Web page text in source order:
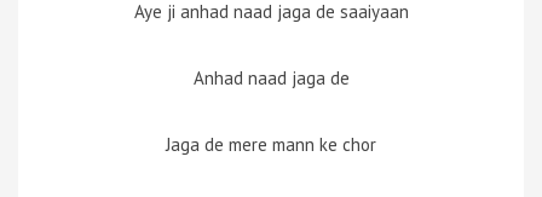
Aye ji anhad naad jaga de saaiyaan
Anhad naad jaga de
Jaga de mere mann ke chor